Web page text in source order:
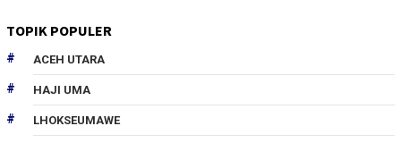
TOPIK POPULER
ACEH UTARA
HAJI UMA
LHOKSEUMAWE